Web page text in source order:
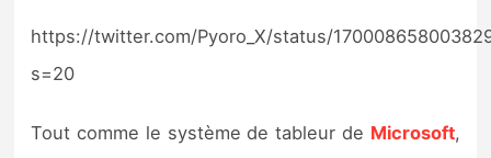
https://twitter.com/Pyoro_X/status/
s=20
Tout comme le système de tableur de Microsoft,